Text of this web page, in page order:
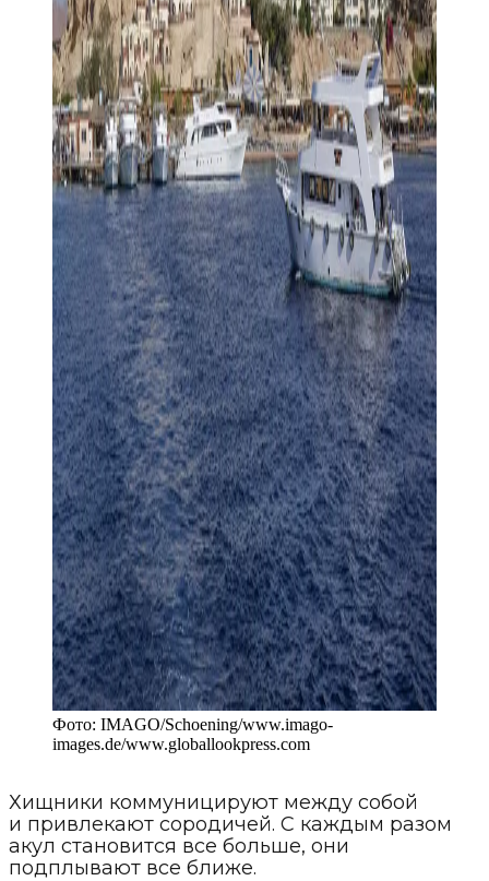
Фото: IMAGO/Schoening/www.imago-
images.de/www.globallookpress.com
Хищники коммуницируют между собой
и привлекают сородичей. С каждым разом
акул становится все больше, они
подплывают все ближе.